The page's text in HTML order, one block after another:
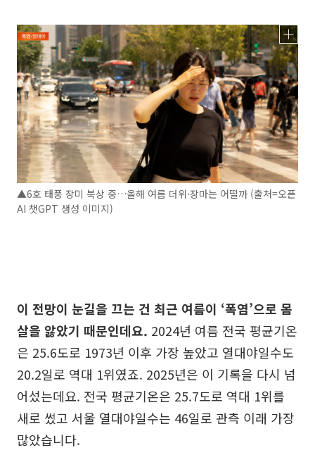
▲6호 태풍 장미 북상 중…올해 여름 더위·장마는 어떨까 (출처=오픈
AI 챗GPT 생성 이미지)
이 전망이 눈길을 끄는 건 최근 여름이 ‘폭염’으로 몸
살을 앓았기 때문인데요. 2024년 여름 전국 평균기온
은 25.6도로 1973년 이후 가장 높았고 열대야일수도
20.2일로 역대 1위였죠. 2025년은 이 기록을 다시 넘
어섰는데요. 전국 평균기온은 25.7도로 역대 1위를
새로 썼고 서울 열대야일수는 46일로 관측 이래 가장
많았습니다.